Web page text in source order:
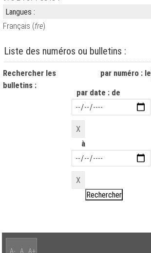
Langues :
Français (fre)
Liste des numéros ou bulletins :
Rechercher les
bulletins :
par numéro : le
par date : de
à
A- A A+